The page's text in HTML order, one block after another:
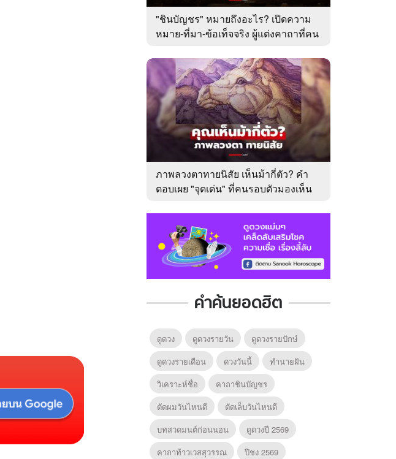
"ชินบัญชร" หมายถึงอะไร? เปิดความ
หมาย-ที่มา-ข้อเท็จจริง ผู้แต่งคาถาที่คน
ภาพลวงตาทายนิสัย เห็นม้ากี่ตัว? คำ
ตอบเผย "จุดเด่น" ที่คนรอบตัวมองเห็น
คำค้นยอดฮิต
ดูดวง ดูดวงรายวัน
ดูดวงรายปักษ์
ดูดวงรายเดือน
ดวงวันนี้
ทํานายฝัน
วิเคราะห์ชื่อ
คาถาชินบัญชร
ตัดผมวันไหนดี
ตัดเล็บวันไหนดี
บทสวดมนต์ก่อนนอน
ดูดวงปี 2569
คาถาท้าวเวสสุวรรณ
ปีชง 2569